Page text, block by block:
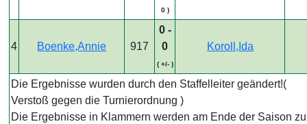
0 )
4 Boenke,Annie 917
0 -
0
( +/- )
Koroll,Ida
Die Ergebnisse wurden durch den Staffelleiter geändert!(
Verstoß gegen die Turnierordnung )
Die Ergebnisse in Klammern werden am Ende der Saison